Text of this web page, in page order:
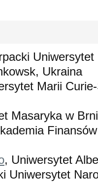
Ukraina
Marii
Masaryka w
, Uniwersytet
Uniwersytet